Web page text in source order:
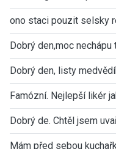
ono staci pouzit selsky
Dobrý den,moc nechápu
Dobrý den, listy
Famózní. Nejlepší likér
Dobrý de. Chtěl jsem
Mám před sebou